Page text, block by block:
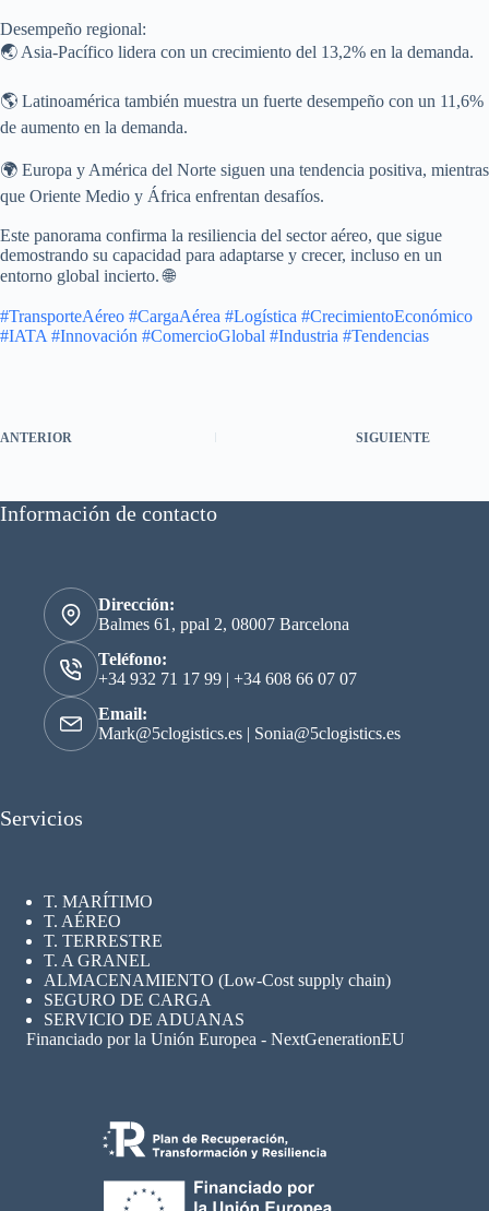
Desempeño regional:
🌏 Asia-Pacífico lidera con un crecimiento del 13,2% en la demanda.
🌎 Latinoamérica también muestra un fuerte desempeño con un 11,6%
de aumento en la demanda.
🌍 Europa y América del Norte siguen una tendencia positiva, mientras
que Oriente Medio y África enfrentan desafíos.
Este panorama confirma la resiliencia del sector aéreo, que sigue
demostrando su capacidad para adaptarse y crecer, incluso en un
entorno global incierto. 🌐
#TransporteAéreo #CargaAérea #Logística #CrecimientoEconómico
#IATA #Innovación #ComercioGlobal #Industria #Tendencias
ANTERIOR SIGUIENTE
Información de contacto
Dirección:
Balmes 61, ppal 2, 08007 Barcelona
Teléfono:
+34 932 71 17 99 | +34 608 66 07 07
Email:
Mark@5clogistics.es | Sonia@5clogistics.es
Servicios
T. MARÍTIMO
T. AÉREO
T. TERRESTRE
T. A GRANEL
ALMACENAMIENTO (Low-Cost supply chain)
SEGURO DE CARGA
SERVICIO DE ADUANAS
Financiado por la Unión Europea - NextGenerationEU